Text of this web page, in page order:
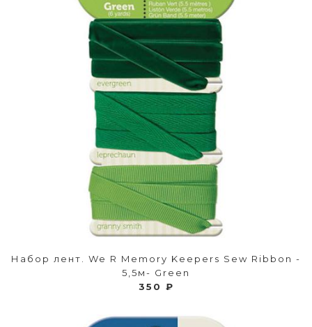
Набор лент. We R Memory Keepers Sew Ribbon -
5,5м- Green
350 ₽